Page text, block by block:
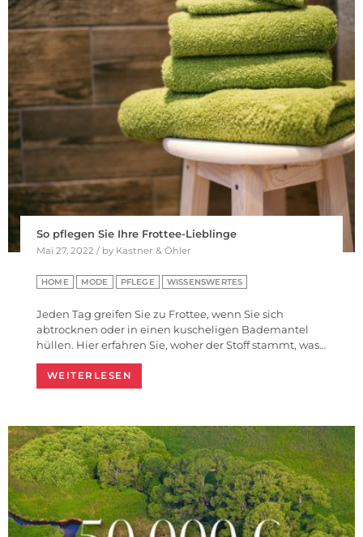
So pflegen Sie Ihre Frottee-Lieblinge
Mai 27, 2022 / by Kastner & Öhler
HOME MODE PFLEGE WISSENSWERTES
Jeden Tag greifen Sie zu Frottee, wenn Sie sich
abtrocknen oder in einen kuscheligen Bademantel
hüllen. Hier erfahren Sie, woher der Stoff stammt, was…
WEITERLESEN